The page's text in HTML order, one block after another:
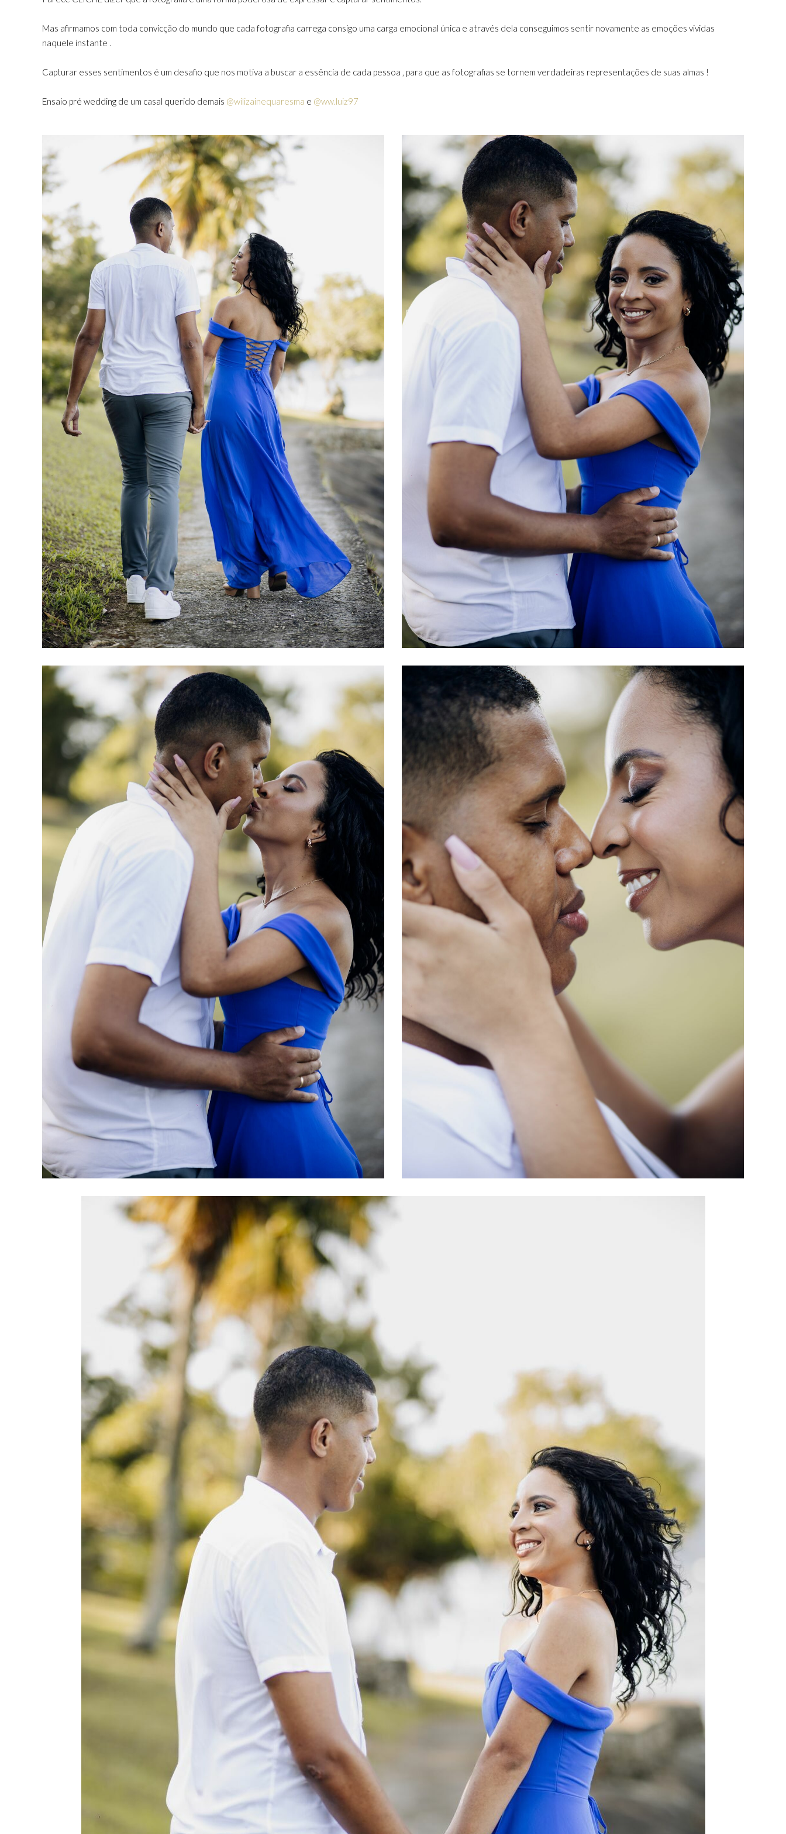
Mas afirmamos com toda convicção do mundo que cada fotografia carrega consigo uma carga emocional única e através dela conseguimos sentir novamente as emoções vividas
naquele instante .
Capturar esses sentimentos é um desafio que nos motiva a buscar a essência de cada pessoa , para que as fotografias se tornem verdadeiras representações de suas almas !
Ensaio pré wedding de um casal querido demais @wilizainequaresma e @ww.luiz97